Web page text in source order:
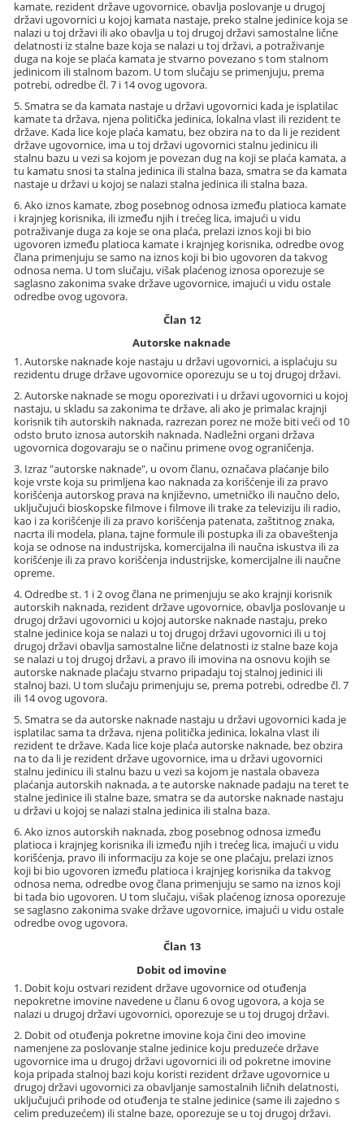
kamate, rezident države ugovornice, obavlja poslovanje u drugoj
državi ugovornici u kojoj kamata nastaje, preko stalne jedinice koja se
nalazi u toj državi ili ako obavlja u toj drugoj državi samostalne lične
delatnosti iz stalne baze koja se nalazi u toj državi, a potraživanje
duga na koje se plaća kamata je stvarno povezano s tom stalnom
jedinicom ili stalnom bazom. U tom slučaju se primenjuju, prema
potrebi, odredbe čl. 7 i 14 ovog ugovora.
5. Smatra se da kamata nastaje u državi ugovornici kada je isplatilac
kamate ta država, njena politička jedinica, lokalna vlast ili rezident te
države. Kada lice koje plaća kamatu, bez obzira na to da li je rezident
države ugovornice, ima u toj državi ugovornici stalnu jedinicu ili
stalnu bazu u vezi sa kojom je povezan dug na koji se plaća kamata, a
tu kamatu snosi ta stalna jedinica ili stalna baza, smatra se da kamata
nastaje u državi u kojoj se nalazi stalna jedinica ili stalna baza.
6. Ako iznos kamate, zbog posebnog odnosa između platioca kamate
i krajnjeg korisnika, ili između njih i trećeg lica, imajući u vidu
potraživanje duga za koje se ona plaća, prelazi iznos koji bi bio
ugovoren između platioca kamate i krajnjeg korisnika, odredbe ovog
člana primenjuju se samo na iznos koji bi bio ugovoren da takvog
odnosa nema. U tom slučaju, višak plaćenog iznosa oporezuje se
saglasno zakonima svake države ugovornice, imajući u vidu ostale
odredbe ovog ugovora.
Član 12
Autorske naknade
1. Autorske naknade koje nastaju u državi ugovornici, a isplaćuju su
rezidentu druge države ugovornice oporezuju se u toj drugoj državi.
2. Autorske naknade se mogu oporezivati i u državi ugovornici u kojoj
nastaju, u skladu sa zakonima te države, ali ako je primalac krajnji
korisnik tih autorskih naknada, razrezan porez ne može biti veći od 10
odsto bruto iznosa autorskih naknada. Nadležni organi država
ugovornica dogovaraju se o načinu primene ovog ograničenja.
3. Izraz "autorske naknade", u ovom članu, označava plaćanje bilo
koje vrste koja su primljena kao naknada za korišćenje ili za pravo
korišćenja autorskog prava na književno, umetničko ili naučno delo,
uključujući bioskopske filmove i filmove ili trake za televiziju ili radio,
kao i za korišćenje ili za pravo korišćenja patenata, zaštitnog znaka,
nacrta ili modela, plana, tajne formule ili postupka ili za obaveštenja
koja se odnose na industrijska, komercijalna ili naučna iskustva ili za
korišćenje ili za pravo korišćenja industrijske, komercijalne ili naučne
opreme.
4. Odredbe st. 1 i 2 ovog člana ne primenjuju se ako krajnji korisnik
autorskih naknada, rezident države ugovornice, obavlja poslovanje u
drugoj državi ugovornici u kojoj autorske naknade nastaju, preko
stalne jedinice koja se nalazi u toj drugoj državi ugovornici ili u toj
drugoj državi obavlja samostalne lične delatnosti iz stalne baze koja
se nalazi u toj drugoj državi, a pravo ili imovina na osnovu kojih se
autorske naknade plaćaju stvarno pripadaju toj stalnoj jedinici ili
stalnoj bazi. U tom slučaju primenjuju se, prema potrebi, odredbe čl. 7
ili 14 ovog ugovora.
5. Smatra se da autorske naknade nastaju u državi ugovornici kada je
isplatilac sama ta država, njena politička jedinica, lokalna vlast ili
rezident te države. Kada lice koje plaća autorske naknade, bez obzira
na to da li je rezident države ugovornice, ima u državi ugovornici
stalnu jedinicu ili stalnu bazu u vezi sa kojom je nastala obaveza
plaćanja autorskih naknada, a te autorske naknade padaju na teret te
stalne jedinice ili stalne baze, smatra se da autorske naknade nastaju
u državi u kojoj se nalazi stalna jedinica ili stalna baza.
6. Ako iznos autorskih naknada, zbog posebnog odnosa između
platioca i krajnjeg korisnika ili između njih i trećeg lica, imajući u vidu
korišćenja, pravo ili informaciju za koje se one plaćaju, prelazi iznos
koji bi bio ugovoren između platioca i krajnjeg korisnika da takvog
odnosa nema, odredbe ovog člana primenjuju se samo na iznos koji
bi tada bio ugovoren. U tom slučaju, višak plaćenog iznosa oporezuje
se saglasno zakonima svake države ugovornice, imajući u vidu ostale
odredbe ovog ugovora.
Član 13
Dobit od imovine
1. Dobit koju ostvari rezident države ugovornice od otuđenja
nepokretne imovine navedene u članu 6 ovog ugovora, a koja se
nalazi u drugoj državi ugovornici, oporezuje se u toj drugoj državi.
2. Dobit od otuđenja pokretne imovine koja čini deo imovine
namenjene za poslovanje stalne jedinice koju preduzeće države
ugovornice ima u drugoj državi ugovornici ili od pokretne imovine
koja pripada stalnoj bazi koju koristi rezident države ugovornice u
drugoj državi ugovornici za obavljanje samostalnih ličnih delatnosti,
uključujući prihode od otuđenja te stalne jedinice (same ili zajedno s
celim preduzećem) ili stalne baze, oporezuje se u toj drugoj državi.